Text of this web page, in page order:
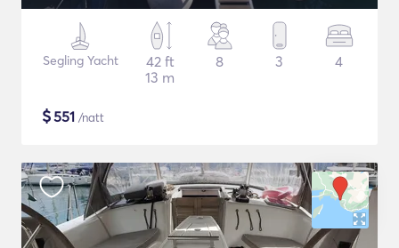
Segling Yacht
42 ft
13 m
8 3 4
$551 /natt